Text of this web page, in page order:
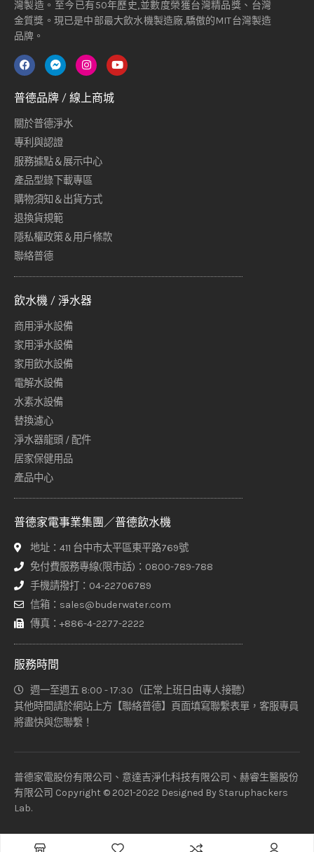
灣製造。至今已有50年歷史,並數度榮獲台灣精品獎、台灣
金質獎。現已是中部最大飲水機製造廠,驕傲的MIT台灣製造
品牌。
普德品牌 / 線上商城
關於普德淨水
專利與認證
服務據點＆展示中心
產品型錄下載專區
購物須知＆出貨方式
退換貨規範
隱私權政策＆用戶條款
聯絡普德
飲水機 / 淨水器
商用淨水設備
家用淨水設備
家用飲水設備
電解水設備
水素水設備
替換濾心
淨水器龍頭 / 配件
居家保健用品
產品中心
普德家電事業集團／普德飲水機
地址：411 台中市太平區東平路769號
免付費服務專線(限市話)：0800-789-788
手機請撥打：04-22706789
信箱：sales@buderwater.com
傳真：+886-4-2277-2222
服務時間
週一至週五 8:00 - 17:30（正常上班日由專人接聽）
其他時間請於網站上方【聯絡普德】頁面填寫聯繫表單，客服專員
將盡快與您聯繫！
普德家電股份有限公司、意達吉淨化科技有限公司、赫睿生醫股份
有限公司 Copyright © 2021-2022 Designed By Staruphackers
Lab.